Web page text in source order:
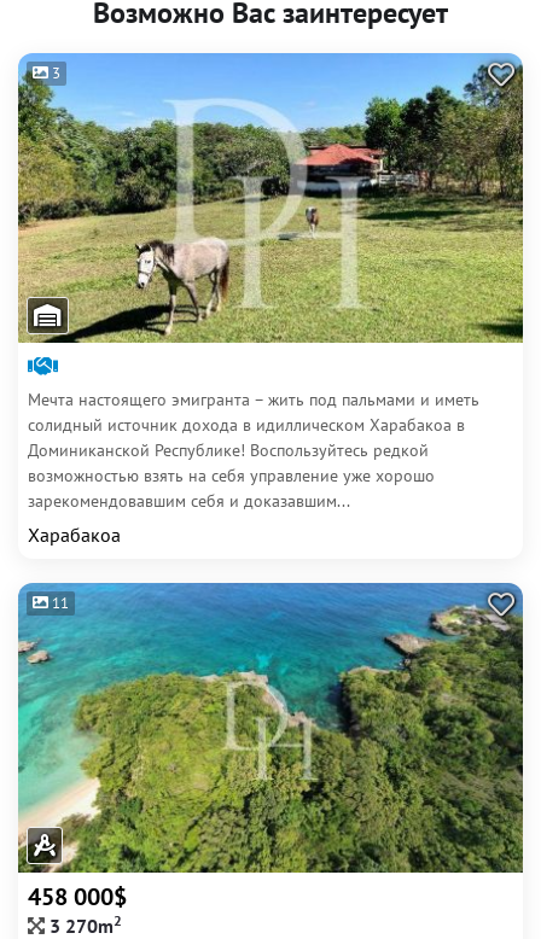
Возможно Вас заинтересует
3
Мечта настоящего эмигранта – жить под пальмами и иметь
солидный источник дохода в идиллическом Харабакоа в
Доминиканской Республике! Воспользуйтесь редкой
возможностью взять на себя управление уже хорошо
зарекомендовавшим себя и доказавшим...
Харабакоа
11
458 000$
3 270m2